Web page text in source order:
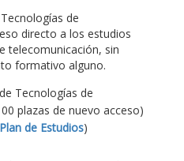
de
directo a los estudios
telecomunicación, sin
formativo alguno.
Tecnologías de
plazas de nuevo acceso)
de Estudios)